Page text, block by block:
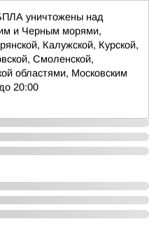
уничтожены над
и Черным морями,
Калужской, Курской,
Смоленской,
областями, Московским
20:00